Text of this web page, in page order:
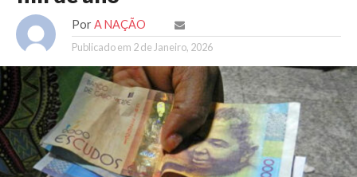
Por A NAÇÃO
Publicado em 2 de Janeiro, 2026